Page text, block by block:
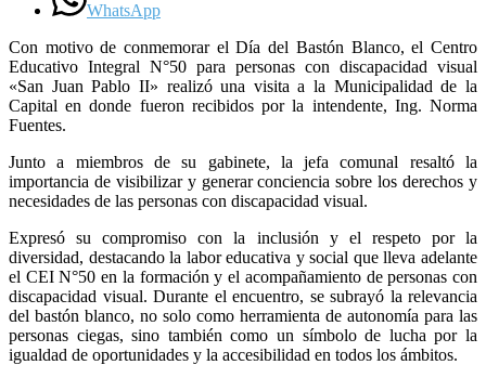
WhatsApp
Con motivo de conmemorar el Día del Bastón Blanco, el Centro
Educativo Integral N°50 para personas con discapacidad visual
«San Juan Pablo II» realizó una visita a la Municipalidad de la
Capital en donde fueron recibidos por la intendente, Ing. Norma
Fuentes.
Junto a miembros de su gabinete, la jefa comunal resaltó la
importancia de visibilizar y generar conciencia sobre los derechos y
necesidades de las personas con discapacidad visual.
Expresó su compromiso con la inclusión y el respeto por la
diversidad, destacando la labor educativa y social que lleva adelante
el CEI N°50 en la formación y el acompañamiento de personas con
discapacidad visual. Durante el encuentro, se subrayó la relevancia
del bastón blanco, no solo como herramienta de autonomía para las
personas ciegas, sino también como un símbolo de lucha por la
igualdad de oportunidades y la accesibilidad en todos los ámbitos.